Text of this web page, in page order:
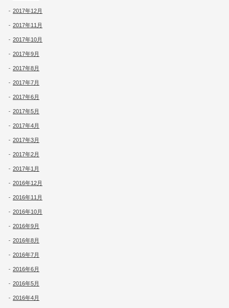
2017年12月
2017年11月
2017年10月
2017年9月
2017年8月
2017年7月
2017年6月
2017年5月
2017年4月
2017年3月
2017年2月
2017年1月
2016年12月
2016年11月
2016年10月
2016年9月
2016年8月
2016年7月
2016年6月
2016年5月
2016年4月